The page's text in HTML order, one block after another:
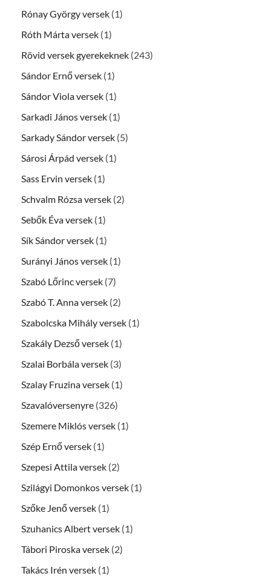
Rónay György versek (1)
Róth Márta versek (1)
Rövid versek gyerekeknek (243)
Sándor Ernő versek (1)
Sándor Viola versek (1)
Sarkadi János versek (1)
Sarkady Sándor versek (5)
Sárosi Árpád versek (1)
Sass Ervin versek (1)
Schvalm Rózsa versek (2)
Sebők Éva versek (1)
Sík Sándor versek (1)
Surányi János versek (1)
Szabó Lőrinc versek (7)
Szabó T. Anna versek (2)
Szabolcska Mihály versek (1)
Szakály Dezső versek (1)
Szalai Borbála versek (3)
Szalay Fruzina versek (1)
Szavalóversenyre (326)
Szemere Miklós versek (1)
Szép Ernő versek (1)
Szepesi Attila versek (2)
Szilágyi Domonkos versek (1)
Szőke Jenő versek (1)
Szuhanics Albert versek (1)
Tábori Piroska versek (2)
Takács Irén versek (1)